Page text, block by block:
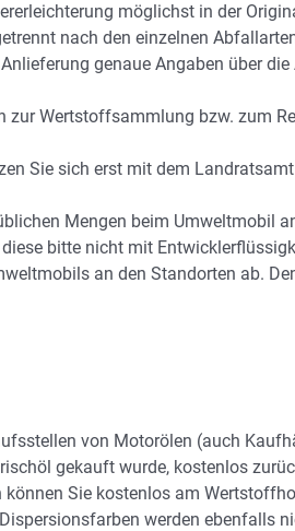
möglichst in der
nach den einzelnen
genaue Angaben über
zur Wertstoffsammlung bzw. zum
Sie sich erst mit dem
Mengen beim Umweltmobil
bitte nicht mit
an den Standorten ab.
von Motorölen (auch
gekauft wurde, kostenlos
Sie kostenlos am
werden ebenfalls